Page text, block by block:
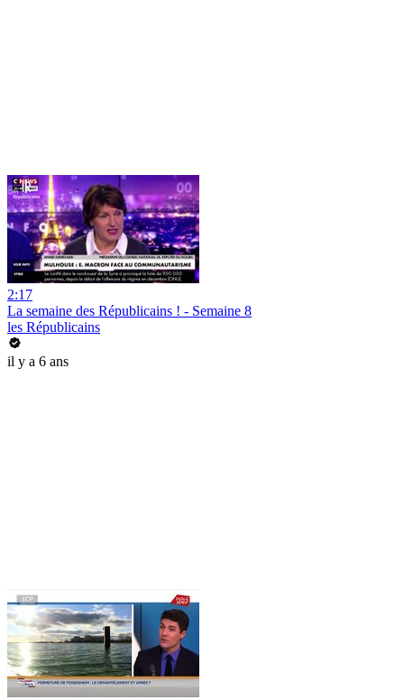
2:17
La semaine des Républicains ! - Semaine 8
les Républicains
il y a 6 ans